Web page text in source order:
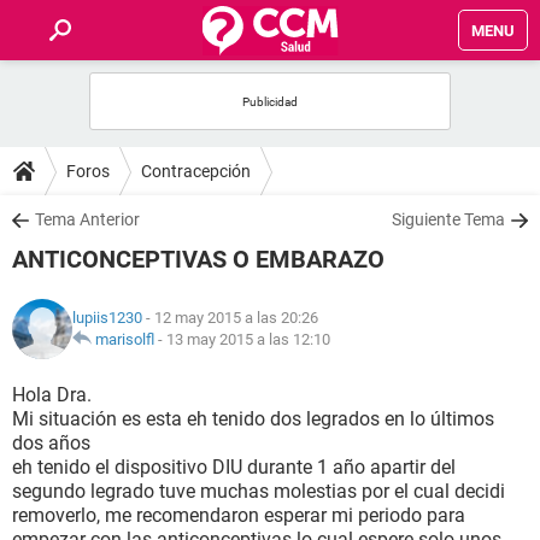
MENU
FOROS
SALUD
NUTRICIÓN
BIENESTAR
SEXUALIDAD
GLOSARIO
Foros Contracepción
Tema Anterior Siguiente Tema
ANTICONCEPTIVAS O EMBARAZO
lupiis1230 - 12 may 2015 a las 20:26
marisolfl - 13 may 2015 a las 12:10
Hola Dra.
Mi situación es esta eh tenido dos legrados en lo últimos
dos años
eh tenido el dispositivo DIU durante 1 año apartir del
segundo legrado tuve muchas molestias por el cual decidi
removerlo, me recomendaron esperar mi periodo para